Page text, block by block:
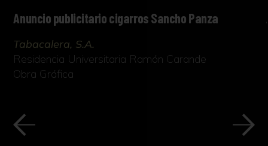
Anuncio publicitario cigarros Sancho Panza
Tabacalera, S.A.
Residencia Universitaria Ramón Carande
Obra Gráfica